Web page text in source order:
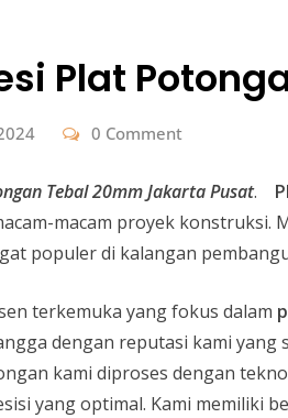
Plat
0 Comment
Tebal 20mm Jakarta Pusat.
macam proyek
populer di kalangan
terkemuka yang fokus dalam
dengan reputasi kami
kami diproses dengan
yang optimal. Kami memiliki